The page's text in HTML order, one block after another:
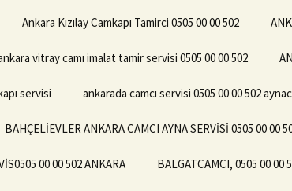
Ankara Kızılay Camkapı Tamirci 0505 00 00 502
vitray camı imalat tamir servisi 0505 00 00 502
servisi ankarada camcı servisi 0505 00 00 502
BAHÇELİEVLER ANKARA CAMCI AYNA SERVİSİ 0505 00 00
00 00 502 ANKARA BALGATCAMCI, 0505 00 00